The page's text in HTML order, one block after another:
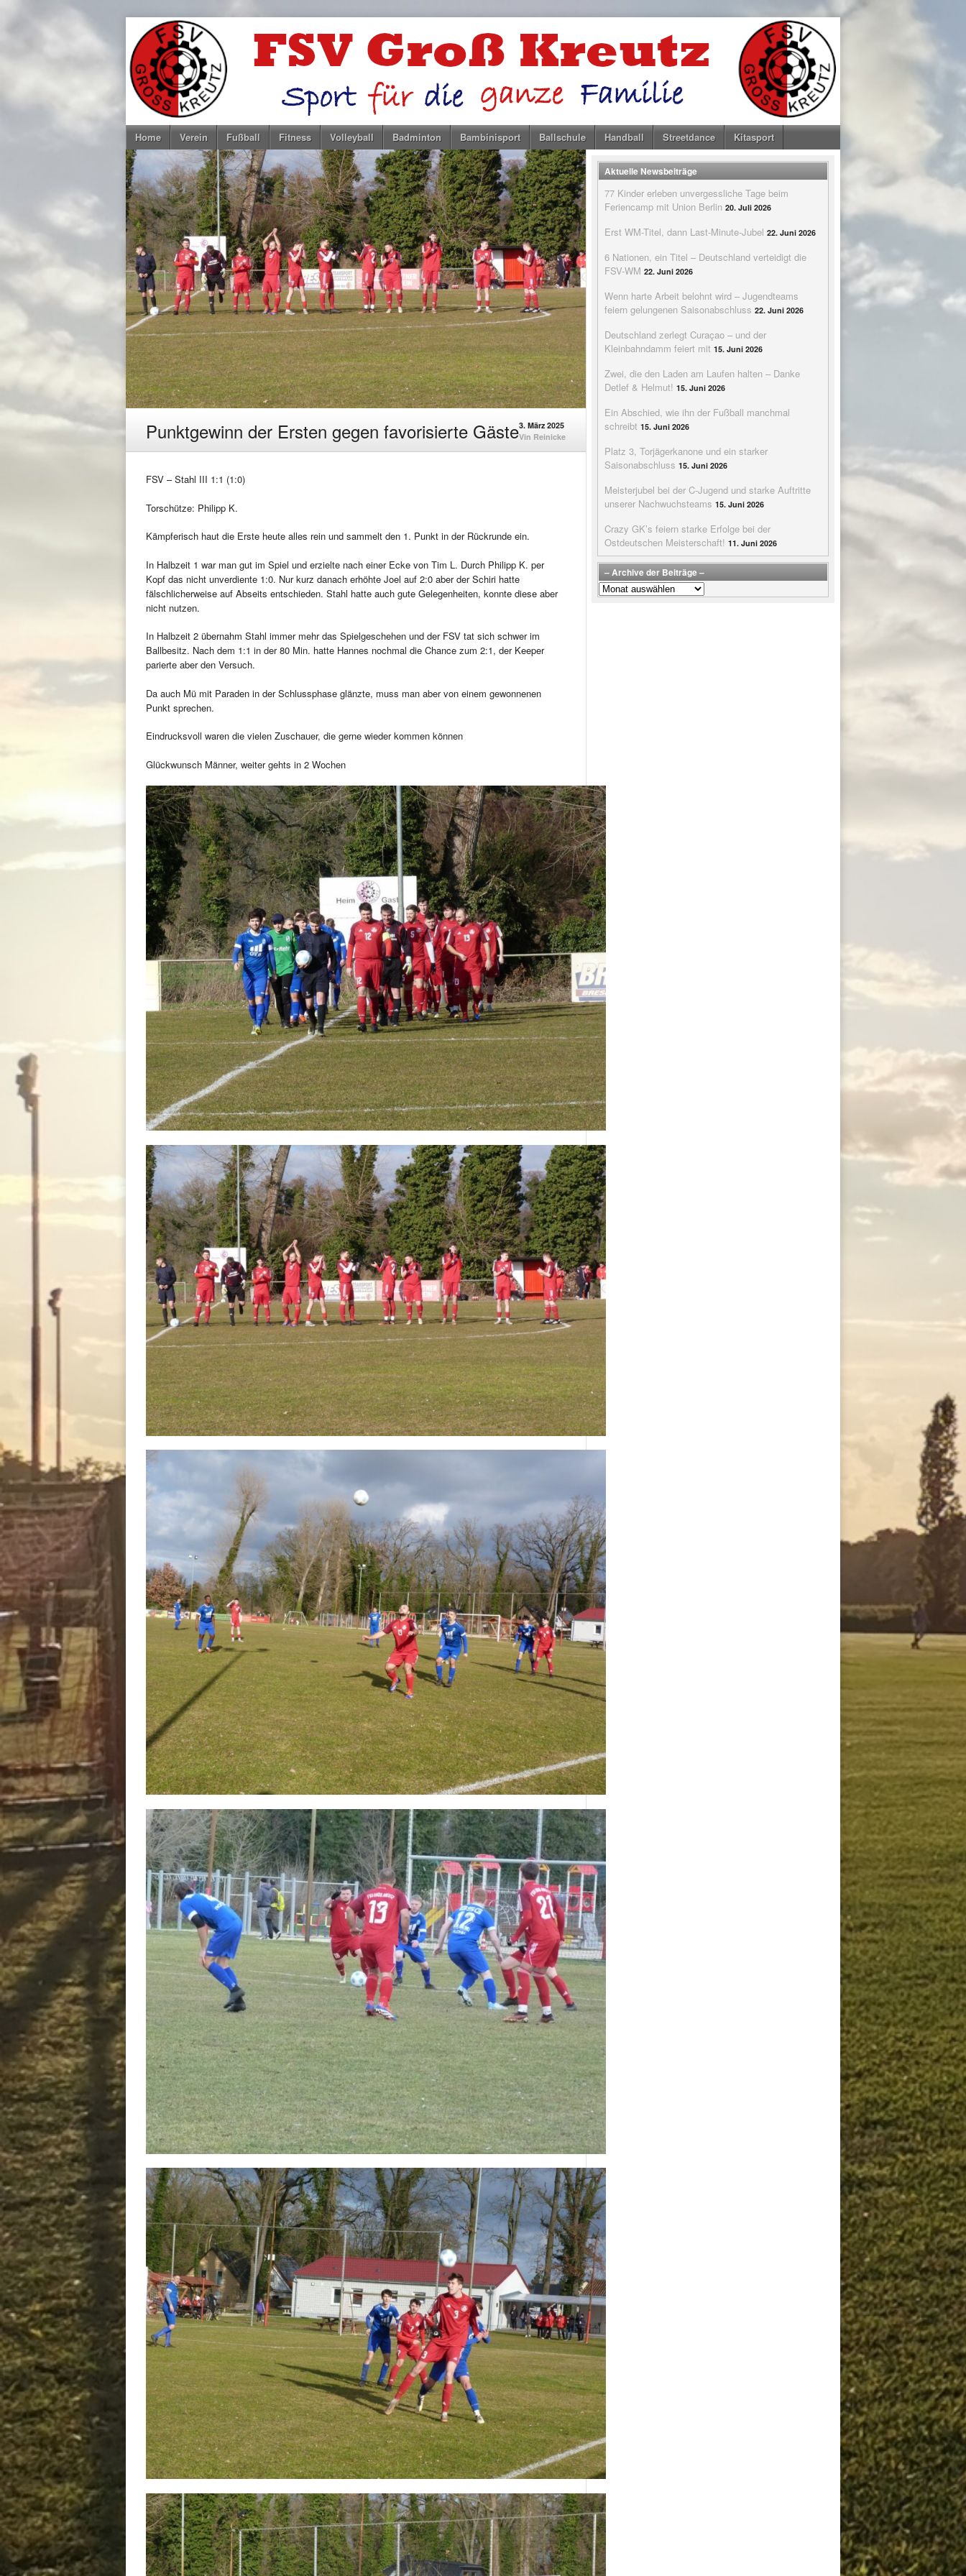
Home Verein Fußball Fitness Volleyball Badminton Bambinisport Ballschule Handball Streetdance Kitasport
Punktgewinn der Ersten gegen favorisierte Gäste3. März 2025
Vin Reinicke
FSV – Stahl III 1:1 (1:0)
Torschütze: Philipp K.
Kämpferisch haut die Erste heute alles rein und sammelt den 1. Punkt in der Rückrunde ein.
In Halbzeit 1 war man gut im Spiel und erzielte nach einer Ecke von Tim L. Durch Philipp K. per
Kopf das nicht unverdiente 1:0. Nur kurz danach erhöhte Joel auf 2:0 aber der Schiri hatte
fälschlicherweise auf Abseits entschieden. Stahl hatte auch gute Gelegenheiten, konnte diese aber
nicht nutzen.
In Halbzeit 2 übernahm Stahl immer mehr das Spielgeschehen und der FSV tat sich schwer im
Ballbesitz. Nach dem 1:1 in der 80 Min. hatte Hannes nochmal die Chance zum 2:1, der Keeper
parierte aber den Versuch.
Da auch Mü mit Paraden in der Schlussphase glänzte, muss man aber von einem gewonnenen
Punkt sprechen.
Eindrucksvoll waren die vielen Zuschauer, die gerne wieder kommen können
Glückwunsch Männer, weiter gehts in 2 Wochen
Aktuelle Newsbeiträge
77 Kinder erleben unvergessliche Tage beim
Feriencamp mit Union Berlin 20. Juli 2026
Erst WM-Titel, dann Last-Minute-Jubel 22. Juni 2026
6 Nationen, ein Titel – Deutschland verteidigt die
FSV-WM 22. Juni 2026
Wenn harte Arbeit belohnt wird – Jugendteams
feiern gelungenen Saisonabschluss 22. Juni 2026
Deutschland zerlegt Curaçao – und der
Kleinbahndamm feiert mit 15. Juni 2026
Zwei, die den Laden am Laufen halten – Danke
Detlef & Helmut! 15. Juni 2026
Ein Abschied, wie ihn der Fußball manchmal
schreibt 15. Juni 2026
Platz 3, Torjägerkanone und ein starker
Saisonabschluss 15. Juni 2026
Meisterjubel bei der C-Jugend und starke Auftritte
unserer Nachwuchsteams 15. Juni 2026
Crazy GK’s feiern starke Erfolge bei der
Ostdeutschen Meisterschaft! 11. Juni 2026
– Archive der Beiträge –
–
Archive